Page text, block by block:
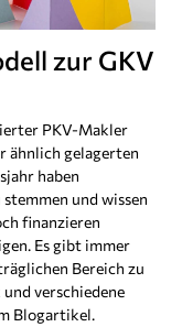
zur GKV
PKV-Makler
ähnlich gelagerten
haben
und wissen
finanzieren
Es gibt immer
Bereich zu
verschiedene
Blogartikel.